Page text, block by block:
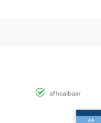
afhaalbaar